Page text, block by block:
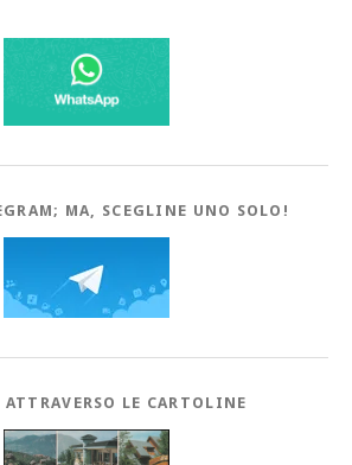
MA, SCEGLINE UNO SOLO!
LE CARTOLINE